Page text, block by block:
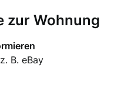
zur Wohnung
B. eBay